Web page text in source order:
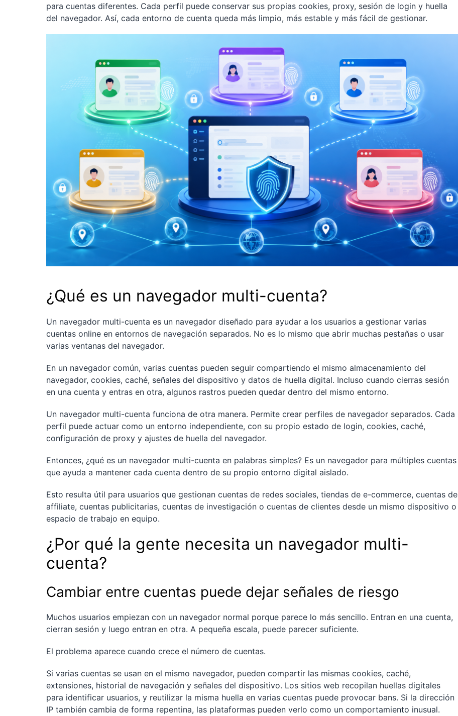
para cuentas diferentes. Cada perfil puede conservar sus propias cookies, proxy, sesión de login y huella
del navegador. Así, cada entorno de cuenta queda más limpio, más estable y más fácil de gestionar.
¿Qué es un navegador multi-cuenta?
Un navegador multi-cuenta es un navegador diseñado para ayudar a los usuarios a gestionar varias
cuentas online en entornos de navegación separados. No es lo mismo que abrir muchas pestañas o usar
varias ventanas del navegador.
En un navegador común, varias cuentas pueden seguir compartiendo el mismo almacenamiento del
navegador, cookies, caché, señales del dispositivo y datos de huella digital. Incluso cuando cierras sesión
en una cuenta y entras en otra, algunos rastros pueden quedar dentro del mismo entorno.
Un navegador multi-cuenta funciona de otra manera. Permite crear perfiles de navegador separados. Cada
perfil puede actuar como un entorno independiente, con su propio estado de login, cookies, caché,
configuración de proxy y ajustes de huella del navegador.
Entonces, ¿qué es un navegador multi-cuenta en palabras simples? Es un navegador para múltiples cuentas
que ayuda a mantener cada cuenta dentro de su propio entorno digital aislado.
Esto resulta útil para usuarios que gestionan cuentas de redes sociales, tiendas de e-commerce, cuentas de
affiliate, cuentas publicitarias, cuentas de investigación o cuentas de clientes desde un mismo dispositivo o
espacio de trabajo en equipo.
¿Por qué la gente necesita un navegador multi-
cuenta?
Cambiar entre cuentas puede dejar señales de riesgo
Muchos usuarios empiezan con un navegador normal porque parece lo más sencillo. Entran en una cuenta,
cierran sesión y luego entran en otra. A pequeña escala, puede parecer suficiente.
El problema aparece cuando crece el número de cuentas.
Si varias cuentas se usan en el mismo navegador, pueden compartir las mismas cookies, caché,
extensiones, historial de navegación y señales del dispositivo. Los sitios web recopilan huellas digitales
para identificar usuarios, y reutilizar la misma huella en varias cuentas puede provocar bans. Si la dirección
IP también cambia de forma repentina, las plataformas pueden verlo como un comportamiento inusual.